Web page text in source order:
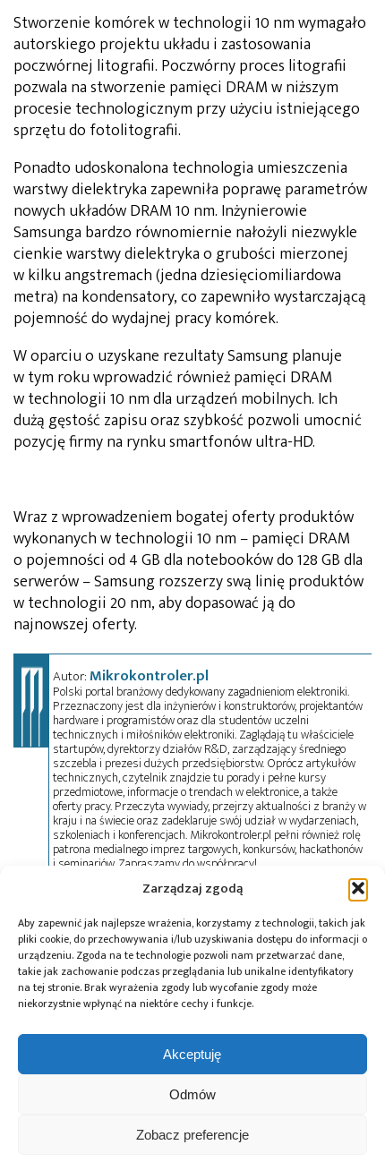
Zarządzaj zgodą
Aby zapewnić jak najlepsze wrażenia, korzystamy z technologii, takich jak
pliki cookie, do przechowywania i/lub uzyskiwania dostępu do informacji o
urządzeniu. Zgoda na te technologie pozwoli nam przetwarzać dane,
takie jak zachowanie podczas przeglądania lub unikalne identyfikatory
na tej stronie. Brak wyrażenia zgody lub wycofanie zgody może
niekorzystnie wpłynąć na niektóre cechy i funkcje.
Akceptuję
Odmów
Zobacz preferencje
Stworzenie komórek w technologii 10 nm wymagało
autorskiego projektu układu i zastosowania
poczwórnej litografii. Poczwórny proces litografii
pozwala na stworzenie pamięci DRAM w niższym
procesie technologicznym przy użyciu istniejącego
sprzętu do fotolitografii.
Ponadto udoskonalona technologia umieszczenia
warstwy dielektryka zapewniła poprawę parametrów
nowych układów DRAM 10 nm. Inżynierowie
Samsunga bardzo równomiernie nałożyli niezwykle
cienkie warstwy dielektryka o grubości mierzonej
w kilku angstremach (jedna dziesięciomiliardowa
metra) na kondensatory, co zapewniło wystarczającą
pojemność do wydajnej pracy komórek.
W oparciu o uzyskane rezultaty Samsung planuje
w tym roku wprowadzić również pamięci DRAM
w technologii 10 nm dla urządzeń mobilnych. Ich
dużą gęstość zapisu oraz szybkość pozwoli umocnić
pozycję firmy na rynku smartfonów ultra-HD.
Wraz z wprowadzeniem bogatej oferty produktów
wykonanych w technologii 10 nm – pamięci DRAM
o pojemności od 4 GB dla notebooków do 128 GB dla
serwerów – Samsung rozszerzy swą linię produktów
w technologii 20 nm, aby dopasować ją do
najnowszej oferty.
Autor:Mikrokontroler.pl
Polski portal branżowy dedykowany zagadnieniom elektroniki.
Przeznaczony jest dla inżynierów i konstruktorów, projektantów
hardware i programistów oraz dla studentów uczelni
technicznych i miłośników elektroniki. Zaglądają tu właściciele
startupów, dyrektorzy działów R&D, zarządzający średniego
szczebla i prezesi dużych przedsiębiorstw. Oprócz artykułów
technicznych, czytelnik znajdzie tu porady i pełne kursy
przedmiotowe, informacje o trendach w elektronice, a także
oferty pracy. Przeczyta wywiady, przejrzy aktualności z branży w
kraju i na świecie oraz zadeklaruje swój udział w wydarzeniach,
szkoleniach i konferencjach. Mikrokontroler.pl pełni również rolę
patrona medialnego imprez targowych, konkursów, hackathonów
i seminariów. Zapraszamy do współpracy!
Tagi:news,Samsung
Przeczytaj również:
Association
prezentują